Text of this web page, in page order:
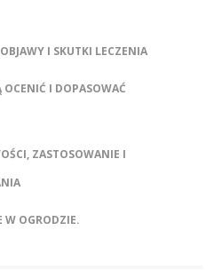
I SKUTKI LECZENIA
OCENIĆ I DOPASOWAĆ
ZASTOSOWANIE I
W OGRODZIE.